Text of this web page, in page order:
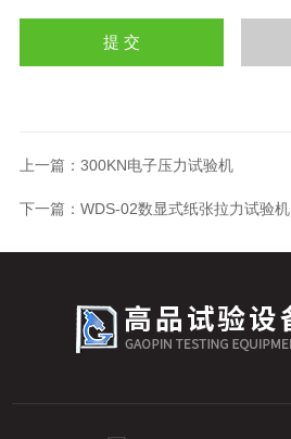
上一篇： 300KN电子压力试验机
下一篇： WDS-02数显式纸张拉力试验机